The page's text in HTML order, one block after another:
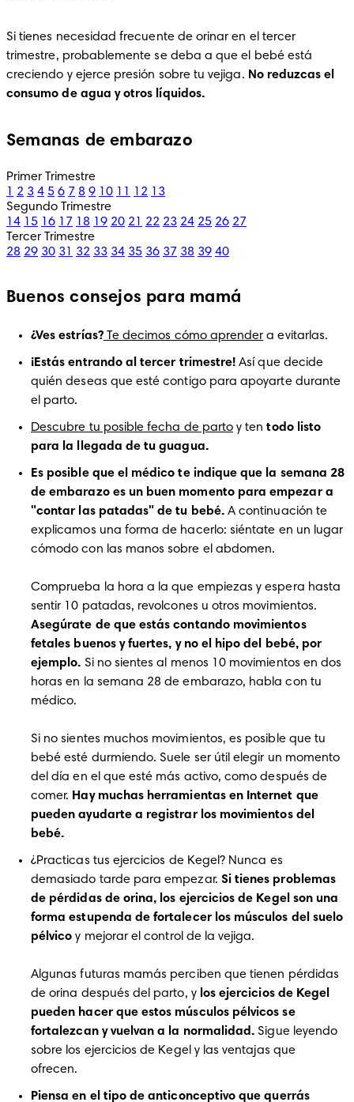
Si tienes necesidad frecuente de orinar en el tercer
trimestre, probablemente se deba a que el bebé está
creciendo y ejerce presión sobre tu vejiga. No reduzcas el
consumo de agua y otros líquidos.
Semanas de embarazo
Primer Trimestre
1
2 3 4 5 6 7 8 9 10 11 12 13
Segundo Trimestre
14 15 16 17 18 19 20 21 22 23 24 25 26 27
Tercer Trimestre
28 29 30 31 32 33 34 35 36 37 38 39 40
Buenos consejos para mamá
¿Ves estrías? Te decimos cómo aprender a evitarlas.
¡Estás entrando al tercer trimestre! Así que decide
quién deseas que esté contigo para apoyarte durante
el parto.
Descubre tu posible fecha de parto y ten todo listo
para la llegada de tu guagua.
Es posible que el médico te indique que la semana 28
de embarazo es un buen momento para empezar a
"contar las patadas" de tu bebé. A continuación te
explicamos una forma de hacerlo: siéntate en un lugar
cómodo con las manos sobre el abdomen.
Comprueba la hora a la que empiezas y espera hasta
Asegúrate de que estás contando movimientos
fetales buenos y fuertes, y no el hipo del bebé, por
ejemplo. Si no sientes al menos 10 movimientos en dos
horas en la semana 28 de embarazo, habla con tu
médico.
Si no sientes muchos movimientos, es posible que tu
bebé esté durmiendo. Suele ser útil elegir un momento
del día en el que esté más activo, como después de
comer. Hay muchas herramientas en Internet que
pueden ayudarte a registrar los movimientos del
bebé.
¿Practicas tus ejercicios de Kegel? Nunca es
demasiado tarde para empezar. Si tienes problemas
de pérdidas de orina, los ejercicios de Kegel son una
forma estupenda de fortalecer los músculos del suelo
pélvico y mejorar el control de la vejiga.
Algunas futuras mamás perciben que tienen pérdidas
de orina después del parto, y los ejercicios de Kegel
pueden hacer que estos músculos pélvicos se
fortalezcan y vuelvan a la normalidad. Sigue leyendo
sobre los ejercicios de Kegel y las ventajas que
ofrecen.
Piensa en el tipo de anticonceptivo que querrás